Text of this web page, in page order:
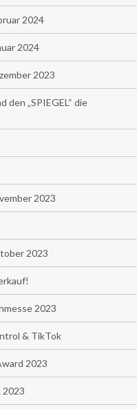
2024
2024
2023
„SPIEGEL“ die
2023
2023
2023
& TikTok
2023
2023